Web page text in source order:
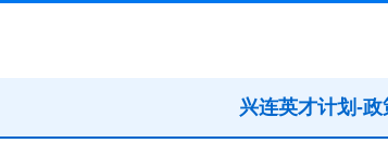
兴连英才计划-政